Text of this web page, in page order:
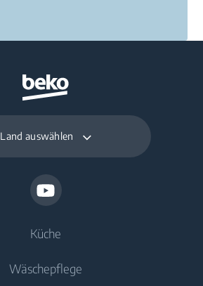
Land auswählen
Küche
Kühlen
Wäschepflege